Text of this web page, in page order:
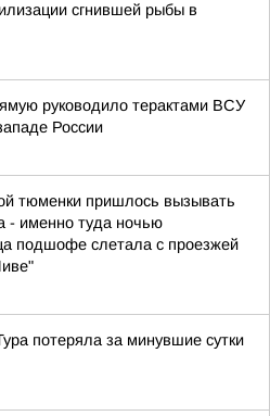
сгнившей рыбы в
руководило терактами ВСУ
России
тюменки пришлось вызывать
- именно туда ночью
подшофе слетала с проезжей
потеряла за минувшие сутки